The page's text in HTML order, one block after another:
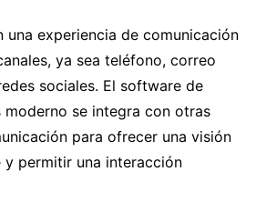
una experiencia de comunicación
ya sea teléfono, correo
sociales. El software de
moderno se integra con otras
para ofrecer una visión
permitir una interacción